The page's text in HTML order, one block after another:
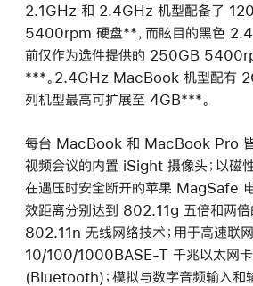
2.1GHz 和 2.4GHz 机型配备了
5400rpm 硬盘**，而眩目的黑色
前仅作为选件提供的 250GB
***。2.4GHz MacBook 机型配有
列机型最高可扩展至 4GB***。
每台 MacBook 和 MacBook Pro 皆
视频会议的内置 iSight 摄像头；以磁
在遇压时安全断开的苹果 MagSafe
效距离分别达到 802.11g 五倍和两倍
802.11n 无线网络技术；用于高速联
10/100/1000BASE-T 千兆以太网卡
(Bluetooth)；模拟与数字音频输入和